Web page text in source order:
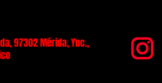
97302 Mérida, Yuc.,